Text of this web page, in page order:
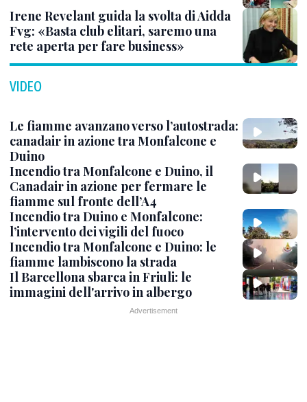
Irene Revelant guida la svolta di Aidda
Fvg: «Basta club elitari, saremo una
rete aperta per fare business»
VIDEO
Le fiamme avanzano verso l’autostrada:
canadair in azione tra Monfalcone e
Duino
Incendio tra Monfalcone e Duino, il
Canadair in azione per fermare le
fiamme sul fronte dell’A4
Incendio tra Duino e Monfalcone:
l’intervento dei vigili del fuoco
Incendio tra Monfalcone e Duino: le
fiamme lambiscono la strada
Il Barcellona sbarca in Friuli: le
immagini dell'arrivo in albergo